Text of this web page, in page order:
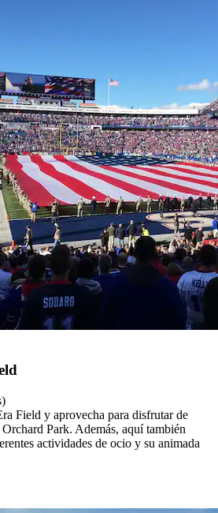
Field y aprovecha para disfrutar de
Park. Además, aquí también
actividades de ocio y su animada